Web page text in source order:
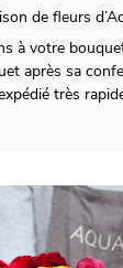
de fleurs
à votre
après sa
très